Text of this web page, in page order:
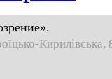
Кирилівська,